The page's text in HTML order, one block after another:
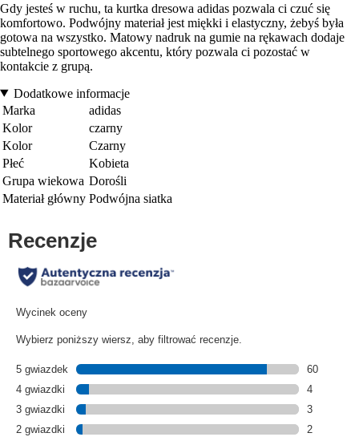
Gdy jesteś w ruchu, ta kurtka dresowa adidas pozwala ci czuć się
komfortowo. Podwójny materiał jest miękki i elastyczny, żebyś była
gotowa na wszystko. Matowy nadruk na gumie na rękawach dodaje
subtelnego sportowego akcentu, który pozwala ci pozostać w
kontakcie z grupą.
Dodatkowe informacje
Marka
adidas
Kolor
czarny
Kolor
Czarny
Płeć
Kobieta
Grupa wiekowa Dorośli
Materiał główny Podwójna siatka